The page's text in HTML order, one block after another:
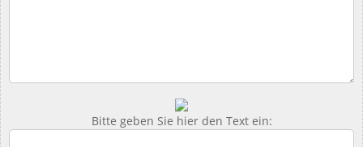
Bitte geben Sie hier den Text ein: